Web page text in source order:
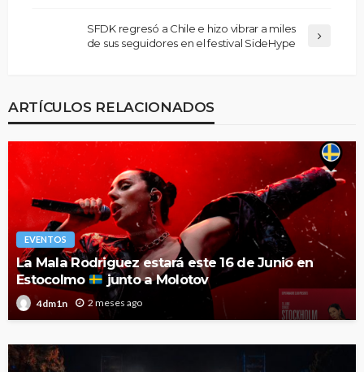
SFDK regresó a Chile e hizo vibrar a miles
de sus seguidores en el festival SideHype
ARTÍCULOS RELACIONADOS
EVENTOS
La Mala Rodriguez estará este 16 de Junio en
Estocolmo
junto a Molotov
4dm1n 2 meses ago